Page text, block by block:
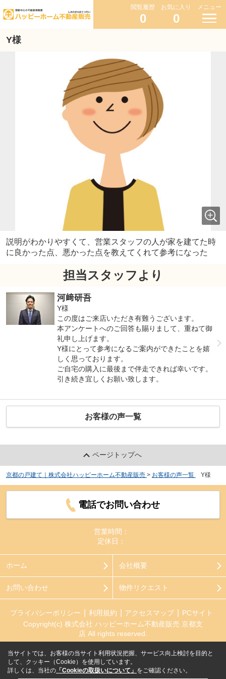
閲覧履歴
0
お気に入り
0
メニュー
Y様
説明がわかりやすくて、営業スタッフの人が家を建てた時
に良かった点、悪かった点を教えてくれて参考になった
担当スタッフより
河﨑研吾
Y様
この度はご来店いただき有難うございます。
本アンケートへのご回答も賜りまして、重ねて御
礼申し上げます。
Y様にとって参考になるご案内ができたことを嬉
しく思っております。
ご自宅の購入に最後まで伴走できれば幸いです。
引き続き宜しくお願い致します。
お客様の声一覧
ページトップへ
京都の戸建て｜株式会社ハッピーホーム不動産販売 > お客様の声一覧 Y様
電話でお問い合わせ
営業時間：
定休日：
ホーム 会社概要
お問い合わせ 物件リクエスト
プライバシーポリシー 利用規約 アクセスマップ
PCサイト
Copyright(c) 株式会社 ハッピーホーム不動産販売 京都支
店 All rights reserved.
当サイトでは、お客様の当サイト利用状況把握、サービス向上検討を目的と
して、クッキー（Cookie）を使用しています。
詳しくは、当社の 「Cookieの取扱いについて」 をご確認ください。